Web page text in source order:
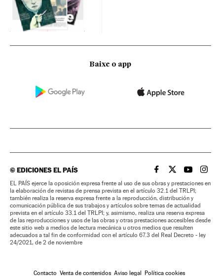
Baixe o app
©EDICIONES EL PAÍS EL PAÍS BRASIL EN
EL PAÍSEL PAÍS
EL
EL PAÍS ejerce la oposición expresa frente al uso de sus obras y prestaciones en
la elaboración de revistas de prensa prevista en el artículo 32.1 del TRLPI;
también realiza la reserva expresa frente a la reproducción, distribución y
comunicación pública de sus trabajos y artículos sobre temas de actualidad
prevista en el artículo 33.1 del TRLPI; y, asimismo, realiza una reserva expresa
de las reproducciones y usos de las obras y otras prestaciones accesibles desde
este sitio web a medios de lectura mecánica u otros medios que resulten
adecuados a tal fin de conformidad con el artículo 67.3 del Real Decreto - ley
24/2021, de 2 de noviembre
Contacto Venta de contenidos Aviso legal Política cookies